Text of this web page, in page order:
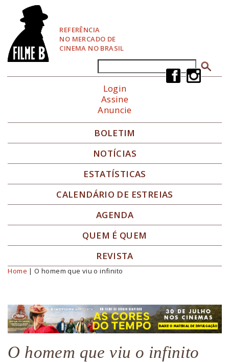
REFERÊNCIA
NO MERCADO DE
CINEMA NO BRASIL
Formulário de busca
Login
Assine
Anuncie
BOLETIM
NOTÍCIAS
ESTATÍSTICAS
CALENDÁRIO DE ESTREIAS
AGENDA
QUEM É QUEM
REVISTA
Você está aqui
Home | O homem que viu o infinito
O homem que viu o infinito